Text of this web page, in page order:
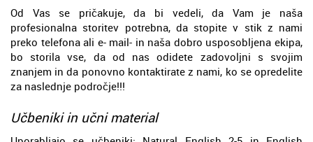
Od Vas se pričakuje, da bi vedeli, da Vam je naša
profesionalna storitev potrebna, da stopite v stik z nami
preko telefona ali e- mail- in naša dobro usposobljena ekipa,
bo storila vse, da od nas odidete zadovoljni s svojim
znanjem in da ponovno kontaktirate z nami, ko se opredelite
za naslednje področje!!!
Učbeniki in učni material